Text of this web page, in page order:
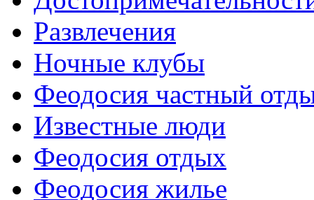
Развлечения
Ночные клубы
Феодосия частный
Известные люди
Феодосия отдых
Феодосия жилье